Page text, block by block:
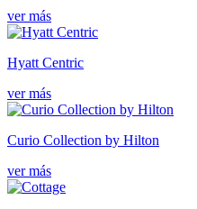
ver más
Hyatt Centric
ver más
Curio Collection by Hilton
ver más